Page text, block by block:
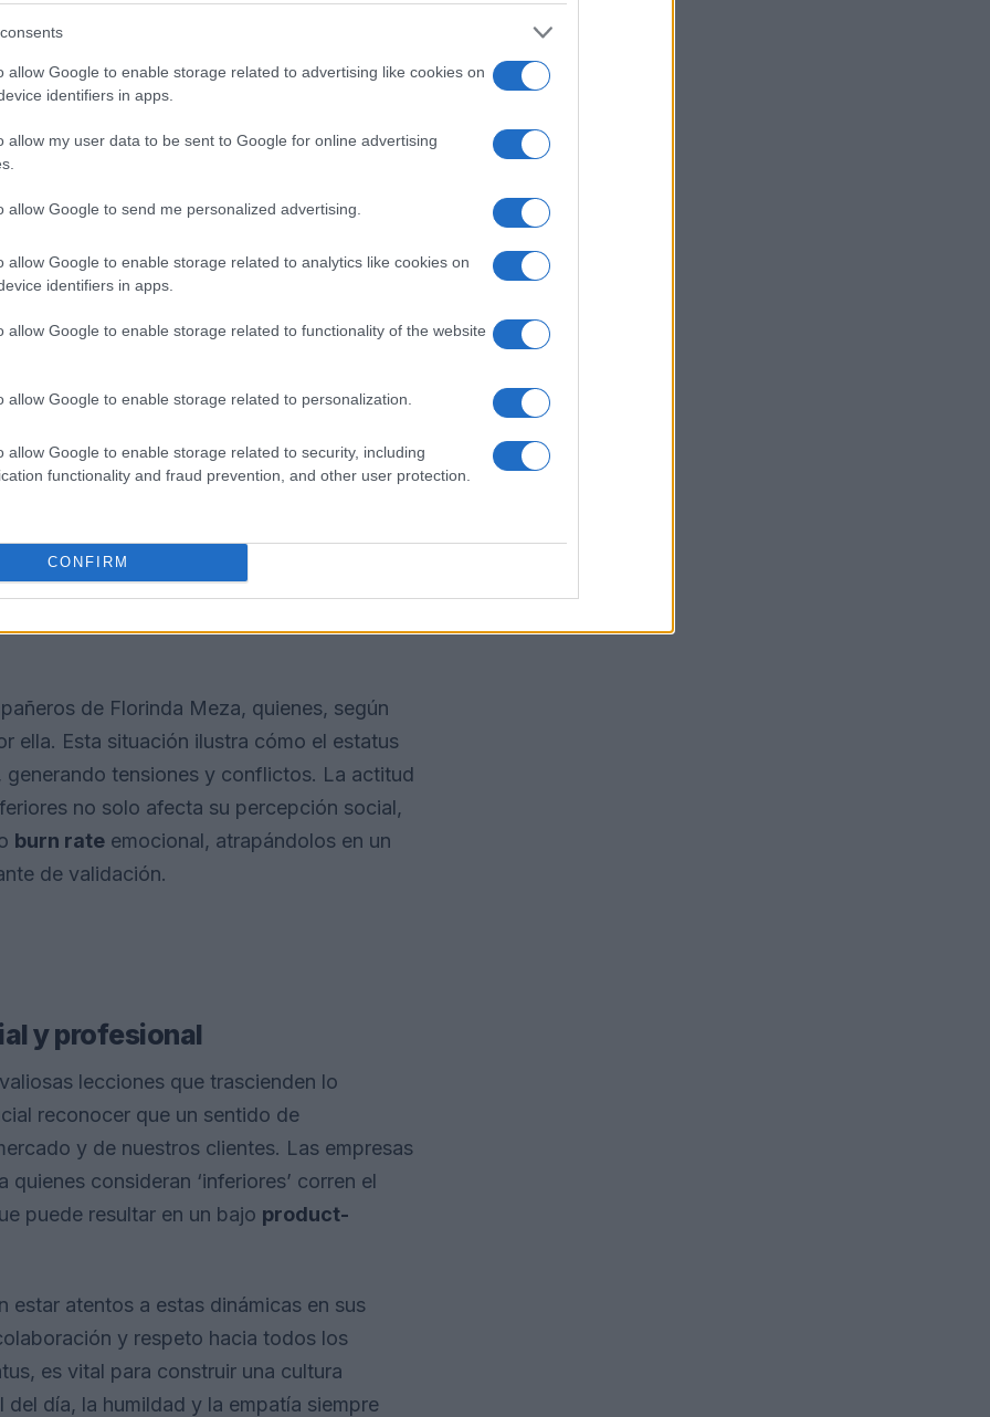
allow Google to enable storage related to advertising like cookies on
identifiers in apps.
allow my user data to be sent to Google for online advertising
allow Google to send me personalized advertising.
allow Google to enable storage related to analytics like cookies on
identifiers in apps.
allow Google to enable storage related to functionality of the website
allow Google to enable storage related to personalization.
allow Google to enable storage related to security, including
functionality and fraud prevention, and other user protection.
CONFIRM
la necesidad de algunos individuos
¿No te suena familiar?
estatus revelan patrones fascinantes.
comportamientos asociados al
un
menudo se sienten insatisfechos con sus
su estatus se vea reforzado.
de Florinda Meza, quienes, según
ella. Esta situación ilustra cómo el estatus
tensiones y conflictos. La actitud
no solo afecta su percepción social,
burn rate emocional, atrapándolos en un
de validación.
y profesional
lecciones que trascienden lo
reconocer que un sentido de
y de nuestros clientes. Las empresas
consideran ‘inferiores’ corren el
puede resultar en un bajo product-
atentos a estas dinámicas en sus
y respeto hacia todos los
es vital para construir una cultura
día, la humildad y la empatía siempre